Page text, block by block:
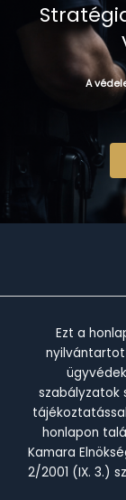
A
Ezt a
szabályzatok
honlapon
Kamara
2/2001 (IX. 3.)